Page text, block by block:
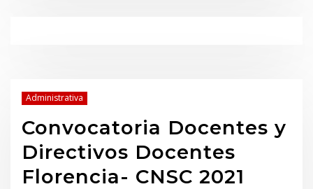
Administrativa
Convocatoria Docentes y
Directivos Docentes
Florencia- CNSC 2021